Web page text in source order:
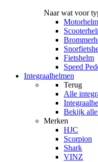
Naar wat voor
Motorhelm
Fietshelm
Speed
Integraalhelmen
Terug
Alle
Bekijk alle
Merken
HJC
Scorpion
Shark
VINZ